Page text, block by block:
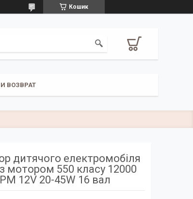
Кошик
ВОЗВРАТ
дитячого електромобіля
мотором 550 класу 12000
12V 20-45W 16 вал